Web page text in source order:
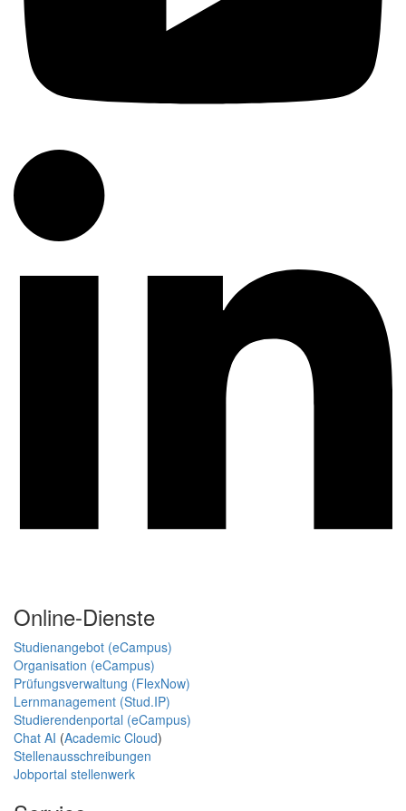
Online-Dienste
Studienangebot (eCampus)
Organisation (eCampus)
Prüfungsverwaltung (FlexNow)
Lernmanagement (Stud.IP)
Studierendenportal (eCampus)
Chat AI (Academic Cloud)
Stellenausschreibungen
Jobportal stellenwerk